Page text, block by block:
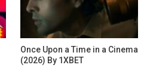
Once Upon a Time in a Cinema
(2026) By 1XBET